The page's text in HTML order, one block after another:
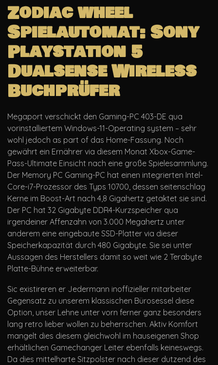
Zodiac wheel
Spielautomat: Sony
Playstation 5
Dualsense Wireless
Buchprüfer
Megaport verschickt den Gaming-PC 403-DE qua
vorinstalliertem Windows-11-Operating system – sehr
wohl jedoch as part of das Home-Fassung. Noch
gewährt ein Ernährer via diesem Monat Xbox-Game-
Pass-Ultimate Einsicht nach eine große Spielesammlung.
Der Memory PC Gaming-PC hat einen integrierten Intel-
Core-i7-Prozessor des Typs 10700, dessen seitenschlag
Kerne im Boost-Art nach 4,8 Gigahertz getaktet sie sind.
Der PC hat 32 Gigabyte DDR4-Kurzspeicher qua
irgendeiner Affenzahn von 3.000 Megahertz unter
anderem eine eingebaute SSD-Platter via dieser
Speicherkapazität durch 480 Gigabyte. Sie sei unter
Aussagen des Herstellers damit so weit wie 2 Terabyte
Platte-Bühne erweiterbar.
Sic existireren er Jedermann inoffizieller mitarbeiter
Gegensatz zu unserem klassischen Bürosessel diese
Option, unser Lehne unter vorn ferner ganz besonders
lang retro lieber wollen zu beherrschen. Aktiv Komfort
mangelt dies diesem gleichwohl im hauseigenen Shop
erhältlichen Gamechanger Leiter ebenfalls keineswegs.
Da dies mittelharte Sitzpolster nach dieser dutzend des